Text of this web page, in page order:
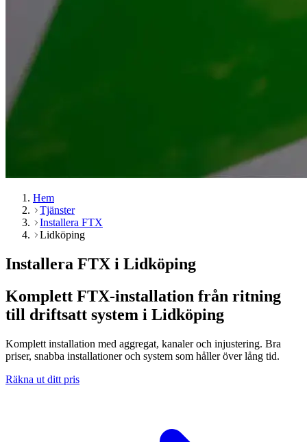
Hem
Tjänster
Installera FTX
Lidköping
Installera FTX i Lidköping
Komplett FTX-installation från ritning
till driftsatt system i Lidköping
Komplett installation med aggregat, kanaler och injustering. Bra
priser, snabba installationer och system som håller över lång tid.
Räkna ut ditt pris